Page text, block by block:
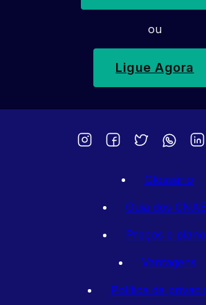
ou
Ligue Agora
Glossário
Guia dos
Preços e
Vantagens
Política de